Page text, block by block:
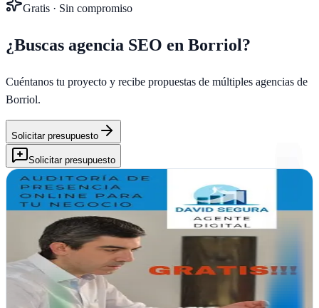
Gratis · Sin compromiso
¿Buscas agencia SEO en Borriol?
Cuéntanos tu proyecto y recibe propuestas de múltiples agencias de
Borriol.
Solicitar presupuesto
Solicitar presupuesto
Ruralketing | Agente digital Castellón | Especialista
redes sociales kit digital
Borriol, Castellón
Ruralketing acompaña negocios rurales desde Borriol con
estrategias en redes sociales y consultoría digital adaptada a